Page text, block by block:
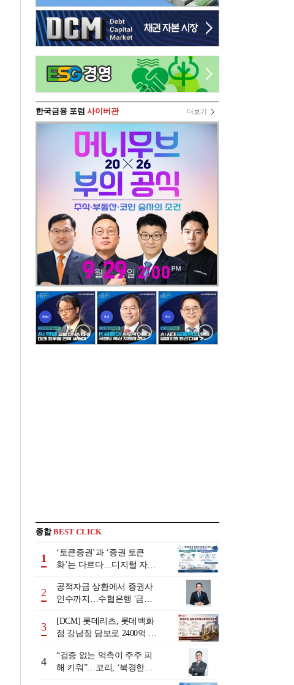
한국금융 포럼 사이버관 더보기
종합BEST CLICK
1
‘토큰증권’과 ‘증권 토큰
화’는 다르다…디지털 자본
2
공적자금 상환에서 증권사
인수까지…수협은행 '금융
행 금융그룹의 꿈①]
3
[DCM] 롯데리츠, 롯데백화
점 강남점 담보로 2400억 조
4
“검증 없는 억측이 주주 피
해 키워”…코리, ‘북경한미